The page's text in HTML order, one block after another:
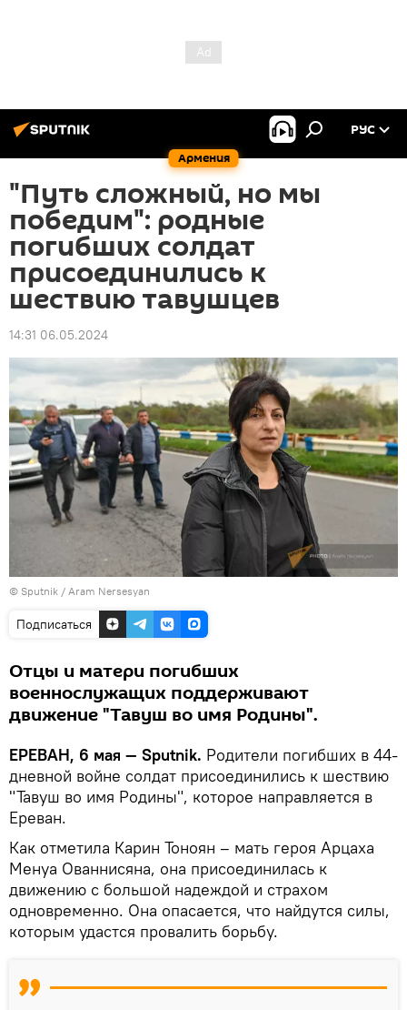
Армения
РУС
"Путь сложный, но мы
победим": родные
погибших солдат
присоединились к
шествию тавушцев
14:31 06.05.2024
© Sputnik / Aram Nersesyan
Подписаться
Отцы и матери погибших
военнослужащих поддерживают
движение "Тавуш во имя Родины".
ЕРЕВАН, 6 мая — Sputnik. Родители погибших в 44-
дневной войне солдат присоединились к шествию
"Тавуш во имя Родины", которое направляется в
Ереван.
Как отметила Карин Тоноян – мать героя Арцаха
Менуа Ованнисяна, она присоединилась к
движению с большой надеждой и страхом
одновременно. Она опасается, что найдутся силы,
которым удастся провалить борьбу.